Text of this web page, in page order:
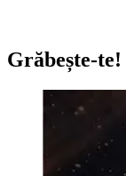
Grăbește-te!